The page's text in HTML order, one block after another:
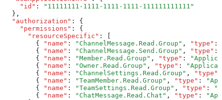
    "id"
:
"11111111-1111-1111-1111-111111111111"
  }
,
  "authorization"
:
{
    "permissions"
:
{
      "resourceSpecific"
:
        {
"name" : "ChannelMessage.Read.Group" , "type" :
        {
"name" : "ChannelMessage.Send.Group" , "type" :
        {
"name" : "Member.Read.Group" , "type" :
        {
"name" : "Owner.Read.Group" , "type" :
        {
"name" : "ChannelSettings.Read.Group" , "type"
        {
"name" : "TeamMember.Read.Group" , "type" :
        {
"name" : "TeamSettings.Read.Group" , "type" :
        {
"name" : "ChatMessage.Read.Chat" , "type" :